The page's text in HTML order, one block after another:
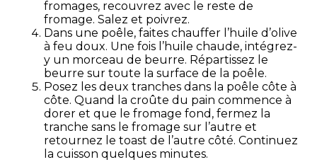
fromages, recouvrez avec le reste de
fromage. Salez et poivrez.
Dans une poêle, faites chauffer l’huile d’olive
à feu doux. Une fois l’huile chaude, intégrez-
y un morceau de beurre. Répartissez le
beurre sur toute la surface de la poêle.
Posez les deux tranches dans la poêle côte à
côte. Quand la croûte du pain commence à
dorer et que le fromage fond, fermez la
tranche sans le fromage sur l’autre et
retournez le toast de l’autre côté. Continuez
la cuisson quelques minutes.